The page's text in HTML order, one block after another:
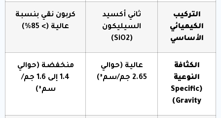
التركيب
الكيميائي
الأساسي
ثاني أكسيد
السيليكون
(
SiO2
)
كربون نقي بنسبة
عالية (> 85%)
الكثافة
النوعية
(Specific
Gravity)
عالية (حوالي
2.65 جم/سم³)
منخفضة (حوالي
1.4 إلى 1.6 جم/
سم³)